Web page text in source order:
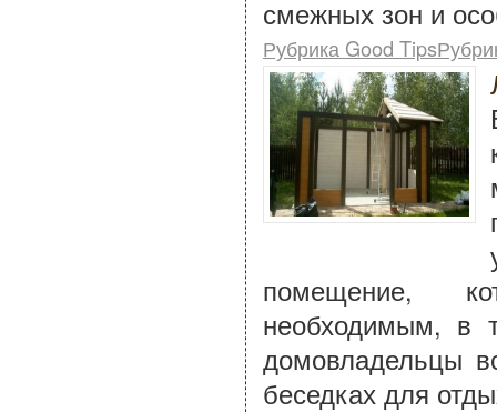
смежных зон и
Рубрика Good
помещение,
необходимым, в
домовладельцы
беседках для